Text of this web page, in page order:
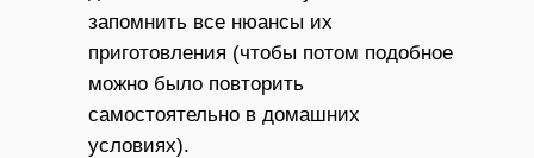
запомнить все нюансы их
приготовления (чтобы потом подобное
можно было повторить
самостоятельно в домашних
условиях).